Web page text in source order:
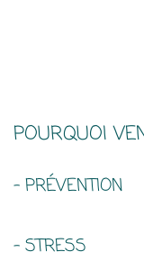
POURQUOI
- PRÉVENTION
- STRESS